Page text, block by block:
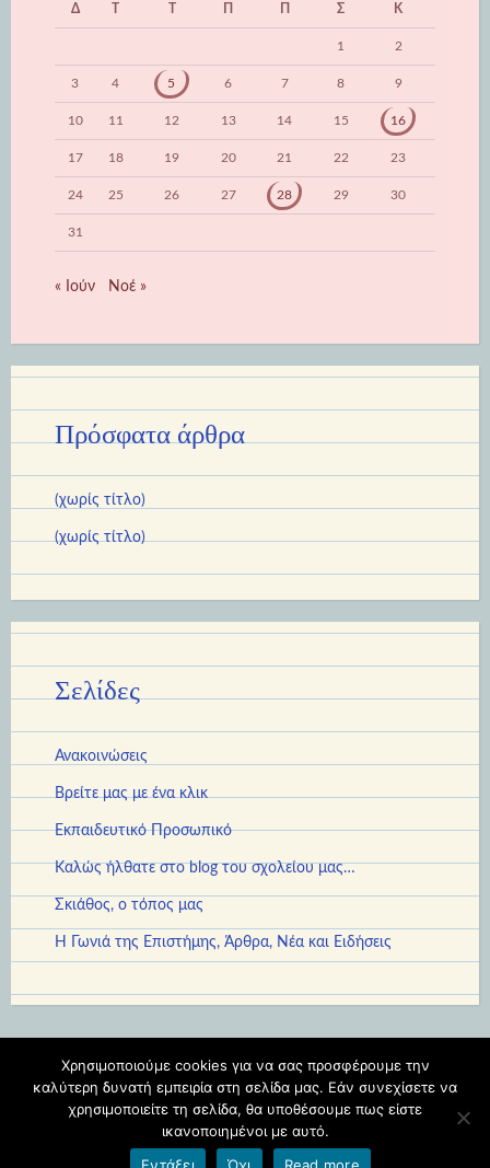
Δ Τ Τ Π Π Σ Κ
1 2
3 4 5 6 7 8 9
10 11 12 13 14 15 16
17 18 19 20 21 22 23
24 25 26 27 28 29 30
31
« Ιούν Νοέ »
Πρόσφατα άρθρα
(χωρίς τίτλο)
(χωρίς τίτλο)
Σελίδες
Ανακοινώσεις
Βρείτε μας με ένα κλικ
Εκπαιδευτικό Προσωπικό
Καλώς ήλθατε στο blog του σχολείου μας…
Σκιάθος, ο τόπος μας
Η Γωνιά της Επιστήμης, Άρθρα, Νέα και Ειδήσεις
Φιλοξενείται στο https://blogs.sch.gr |
Θέμα: Scratchpad από
Automattic.
Χρησιμοποιούμε cookies για να σας προσφέρουμε την
καλύτερη δυνατή εμπειρία στη σελίδα μας. Εάν συνεχίσετε να
χρησιμοποιείτε τη σελίδα, θα υποθέσουμε πως είστε
ικανοποιημένοι με αυτό.
Εντάξει
Όχι Read more